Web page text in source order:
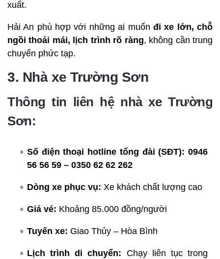
xuất.
Hải An phù hợp với những ai muốn đi xe lớn, chỗ
ngồi thoải mái, lịch trình rõ ràng, không cần trung
chuyển phức tạp.
3. Nhà xe Trường Sơn
Thông tin liên hệ nhà xe Trường
Sơn:
Số điện thoại hotline tổng đài (SĐT): 0946
56 56 59 – 0350 62 62 262
Dòng xe phục vụ: Xe khách chất lượng cao
Giá vé: Khoảng 85.000 đồng/người
Tuyến xe: Giao Thủy – Hòa Bình
Lịch trình di chuyển: Chạy liên tục trong